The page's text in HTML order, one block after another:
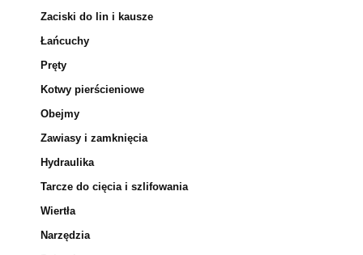
Zaciski do lin i kausze
Łańcuchy
Pręty
Kotwy pierścieniowe
Obejmy
Zawiasy i zamknięcia
Hydraulika
Tarcze do cięcia i szlifowania
Wiertła
Narzędzia